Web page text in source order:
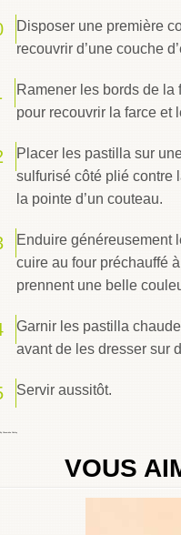
Disposer une première
recouvrir d’une couche
Ramener les bords de
pour recouvrir la farce et
Placer les pastilla sur
sulfurisé côté plié contre
la pointe d’un couteau.
Enduire généreusement
cuire au four préchauffé
prennent une belle
Garnir les pastilla
avant de les dresser sur
Servir aussitôt.
VOUS